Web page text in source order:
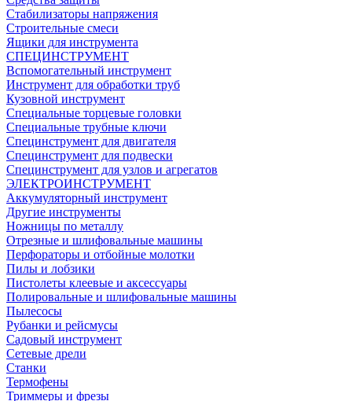
Стабилизаторы напряжения
Строительные смеси
Ящики для инструмента
СПЕЦИНСТРУМЕНТ
Вспомогательный инструмент
Инструмент для обработки труб
Кузовной инструмент
Специальные торцевые головки
Специальные трубные ключи
Специнструмент для двигателя
Специнструмент для подвески
Специнструмент для узлов и агрегатов
ЭЛЕКТРОИНСТРУМЕНТ
Аккумуляторный инструмент
Другие инструменты
Ножницы по металлу
Отрезные и шлифовальные машины
Перфораторы и отбойные молотки
Пилы и лобзики
Пистолеты клеевые и аксессуары
Полировальные и шлифовальные машины
Пылесосы
Рубанки и рейсмусы
Садовый инструмент
Сетевые дрели
Станки
Термофены
Триммеры и фрезы